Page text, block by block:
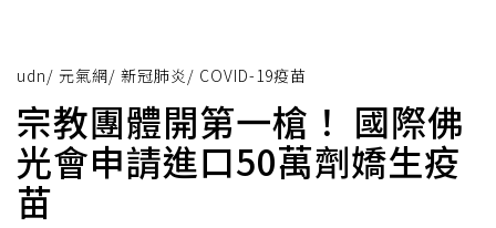
udn/ 元氣網/ 新冠肺炎 / COVID-19疫苗
宗教團體開第一槍！ 國際佛
光會申請進口50萬劑嬌生疫
苗